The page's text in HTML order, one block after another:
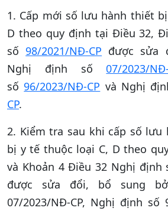
1. Cấp mới số lưu hành thiết
D theo quy định tại Điều 32,
số 98/2021/NĐ-CP được sửa
Nghị định số07/2023/
số 96/2023/NĐ-CP và Nghị
CP.
2. Kiểm tra sau khi cấp số
bị y tế thuộc loại C, D theo
và Khoản 4 Điều 32 Nghị định
được sửa đổi, bổ sung
07/2023/NĐ-CP, Nghị định số